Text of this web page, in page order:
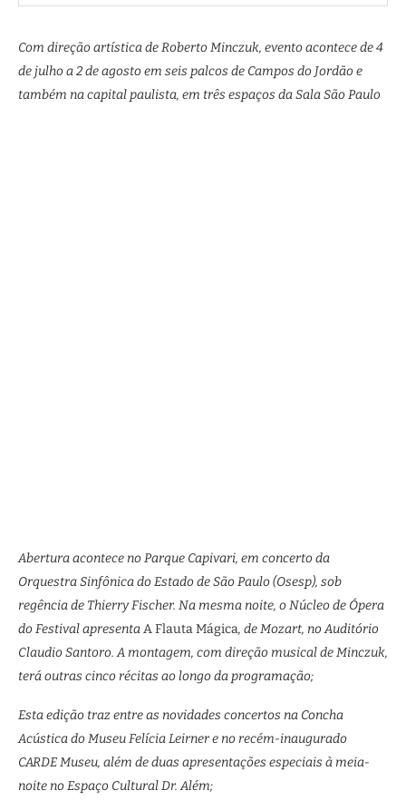
Com direção artística de Roberto Minczuk, evento acontece de 4
de julho a 2 de agosto em seis palcos de Campos do Jordão e
também na capital paulista, em três espaços da Sala São Paulo
Abertura acontece no Parque Capivari, em concerto da
Orquestra Sinfônica do Estado de São Paulo (Osesp), sob
regência de Thierry Fischer. Na mesma noite, o Núcleo de Ópera
do Festival apresentaA Flauta Mágica, de Mozart, no Auditório
Claudio Santoro. A montagem, com direção musical de Minczuk,
terá outras cinco récitas ao longo da programação;
Esta edição traz entre as novidades concertos na Concha
Acústica do Museu Felícia Leirner e no recém-inaugurado
CARDE Museu, além de duas apresentações especiais à meia-
noite no Espaço Cultural Dr. Além;